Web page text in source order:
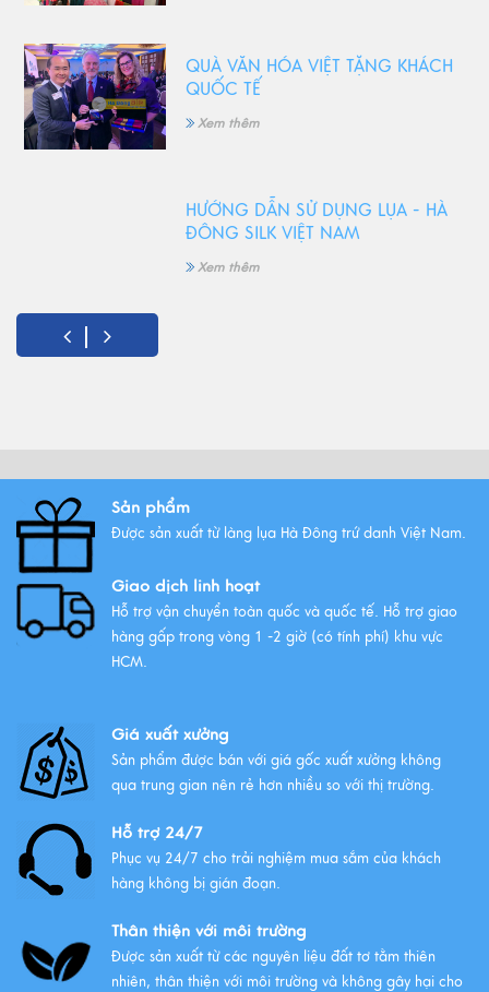
QUÀ VĂN HÓA VIỆT TẶNG KHÁCH
QUỐC TẾ
Xem thêm
HƯỚNG DẪN SỬ DỤNG LỤA - HÀ
ĐÔNG SILK VIỆT NAM
Xem thêm
Xem thêm
Sản phẩm
Được sản xuất từ làng lụa Hà Đông trứ danh Việt Nam.
Giao dịch linh hoạt
Hỗ trợ vận chuyển toàn quốc và quốc tế. Hỗ trợ giao
hàng gấp trong vòng 1 -2 giờ (có tính phí) khu vực
HCM.
Giá xuất xưởng
Sản phẩm được bán với giá gốc xuất xưởng không
qua trung gian nên rẻ hơn nhiều so với thị trường.
Hỗ trợ 24/7
Phục vụ 24/7 cho trải nghiệm mua sắm của khách
hàng không bị gián đoạn.
Thân thiện với môi trường
Được sản xuất từ các nguyên liệu đất tơ tằm thiên
nhiên, thân thiện với môi trường và không gây hại cho